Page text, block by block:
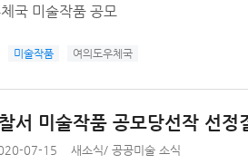
국 미술작품 공모
미술작품 여의도우체국
서 미술작품 공모당선작 선정
07-15 새소식/ 공공미술 소식